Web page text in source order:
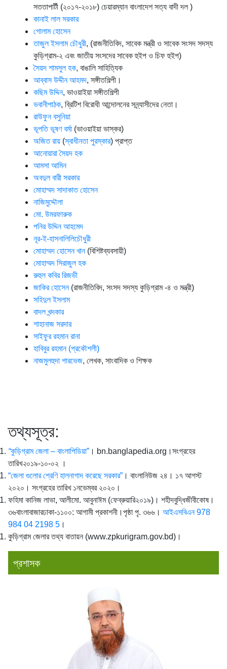
সততাপার্টী (২০১৭-২০১৮) চেয়ারম্যান বাংলাদেশ সত্য বাদী দল )
কানাই লাল সরকার
গোলাম হোসেন
তাজুল ইসলাম চৌধুরী, (রাজনীতিবিদ, সাবেক মন্ত্রী ও সাবেক স‌ংসদ সদস্য
কুড়িগ্রাম-২ এবং জাতীয় সংসদের সাবেক হুইপ ও চিফ হুইপ)
সৈয়দ শামসুল হক, বাঙালি সাহিত্যিক
আব্বাস উদ্দীন আহমদ, সঙ্গীতশিল্পী।
কছিম উদ্দিন, ভাওয়াইয়া সঙ্গীতশিল্পী
ভবানীপাঠক, ব্রিটিশ বিরোধী আন্দোলনের সন্ন্যাসীদের নেতা।
রাউফুন বসুনিয়া
ভূপতি ভূষণ বর্মা (ভাওয়াইয়া ভাস্কর)
অজিত রায় (স্বাধীনতা পুরস্কার) প্রাপ্ত
আনোয়ারা সৈয়দ হক
আমসা আমিন
অবদুল বারী সরকার
মোহাম্মদ সাদাকাত হোসেন
নাজিমুদ্দৌলা
মো. উমরফারুক
পনির উদ্দিন আহমেদ
নূর-ই-হাসনালিলিচৌধুরী
মোহাম্মদ হোসেন খান(বিশিষ্টব্যবসায়ী)
মোহাম্মদ সিরাজুল হক
রুহুল কবির রিজভী
জাকির হোসেন(রাজনীতিবিদ, সংসদ সদস্য কুড়িগ্রাম -৪ ও মন্ত্রী)
সহিদুল ইসলাম
বাদল খন্দকার
শাহানাজ সরদার
সাইফুর রহমান রানা
হাবিবুর রহমান (প্রকৌশলী)
নাজমুলহুদা পারভেজ, লেখক, সাংবাদিক ও শিক্ষক
তথ্যসূত্র:
“কুড়িগ্রাম জেলা – বাংলাপিডিয়া” । bn.banglapedia.org।সংগ্রহের
তারিখ২০১৯-১০-০২ ।
“জেলা গুলোর শ্রেণি হালনাগাদ করেছে সরকার” । বাংলানিউজ ২৪। ১৭ আগস্ট
২০২০। সংগ্রহের তারিখ ১নভেম্বর ২০২০।
ফহিমা কানিজ লাভা, আলীমো. আবুনাঈম (ফেব্রুয়ারি২০১৯)। শহীদবুদ্ধিজীবীকোষ।
৩৬বাংলাবাজারঢাকা-১১০০: আগামী প্রকাশনী।পৃষ্ঠা পৃ. ৩৬৬। আইএসবিএন 978
984 04 2198 5 ।
কুড়িগ্রাম জেলার তথ্য বাতায়ন (www.zpkurigram.gov.bd)।
প্রশাসক